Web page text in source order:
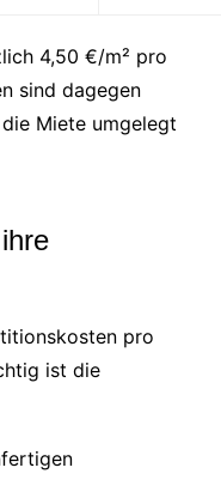
4,50 €/m² pro
sind dagegen
Miete umgelegt
pro
ist die